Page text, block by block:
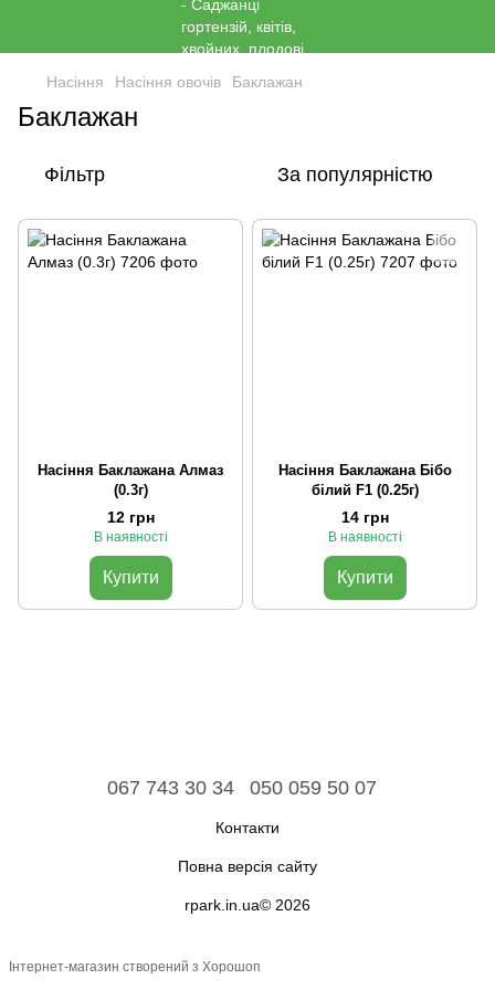
Насіння Насіння овочів Баклажан
Баклажан
Фільтр За популярністю
Насіння Баклажана Алмаз
(0.3г)
12 грн
В наявності
Купити
Насіння Баклажана Бiбо
бiлий F1 (0.25г)
14 грн
В наявності
Купити
067 743 30 34 050 059 50 07
Контакти
Повна версія сайту
rpark.in.ua© 2026
Інтернет-магазин створений з Хорошоп